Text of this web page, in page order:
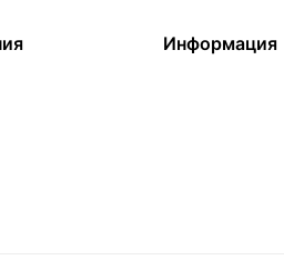
Информация